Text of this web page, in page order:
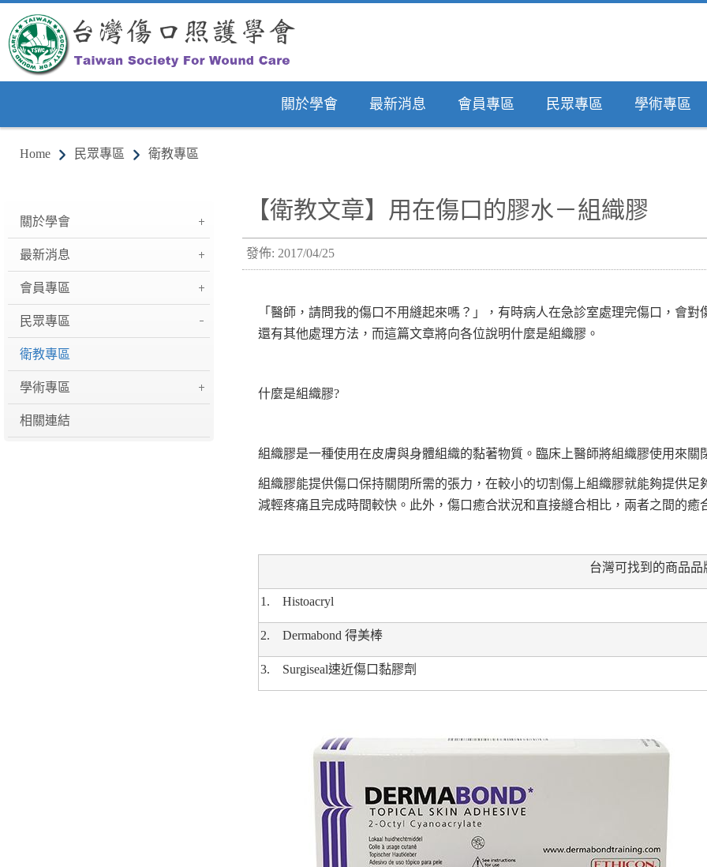
關於學會 最新消息 會員專區 民眾專區 學術專區
Home 民眾專區 衛教專區
關於學會
最新消息
會員專區
民眾專區
衛教專區
學術專區
相關連結
【衛教文章】用在傷口的膠水－組織膠
發佈: 2017/04/25
「醫師，請問我的傷口不用縫起來嗎？」，有時病人在急診室處理完傷口，會
還有其他處理方法，而這篇文章將向各位說明什麼是組織膠。
什麼是組織膠?
組織膠是一種使用在皮膚與身體組織的黏著物質。臨床上醫師將組織膠使用來關
組織膠能提供傷口保持關閉所需的張力，在較小的切割傷上組織膠就能夠提供
減輕疼痛且完成時間較快。此外，傷口癒合狀況和直接縫合相比，兩者之間的癒
台灣可找到的商品品
1. Histoacryl
2. Dermabond 得美棒
3. Surgiseal速近傷口黏膠劑